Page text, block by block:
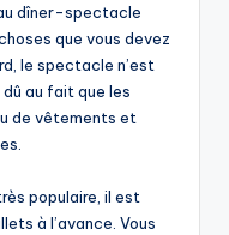
dîner-spectacle
que vous devez
le spectacle n’est
au fait que les
de vêtements et
populaire, il est
à l’avance. Vous